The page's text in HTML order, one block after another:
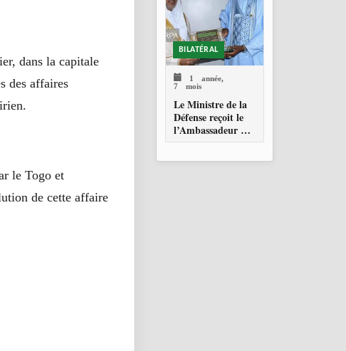
dans la capitale
des affaires
le Togo et
de cette affaire
BILATÉRAL
1 année,
7 mois
Le Ministre de la
Défense reçoit le
l’Ambassadeur de
l’Arabie Saoudite